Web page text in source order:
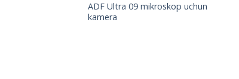
ADF Ultra 09 mikroskop uchun
kamera